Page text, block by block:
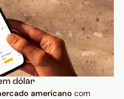
dólar
americano com